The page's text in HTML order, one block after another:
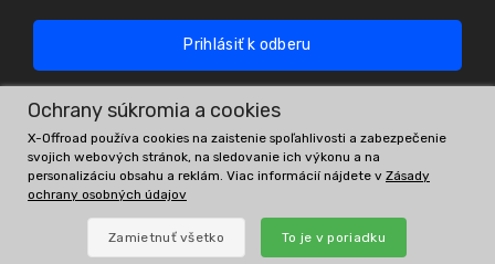
Prihlásiť k odberu
OE čísla a náhrady slúžia iba na referenčné účely.
© All rights reserved.
Ochrany súkromia a cookies
X-Offroad používa cookies na zaistenie spoľahlivosti a zabezpečenie
svojich webových stránok, na sledovanie ich výkonu a na
personalizáciu obsahu a reklám. Viac informácií nájdete v Zásady
ochrany osobných údajov
Zamietnuť všetko To je v poriadku